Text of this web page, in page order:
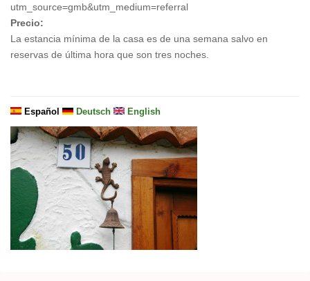
utm_source=gmb&utm_medium=referral
Precio:
La estancia mínima de la casa es de una semana salvo en
reservas de última hora que son tres noches.
Español Deutsch English